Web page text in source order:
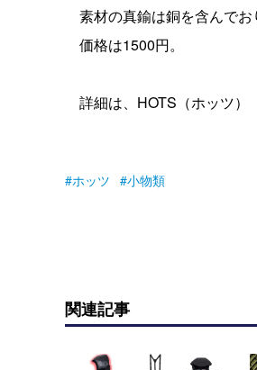
素材の真鍮は銅を含んでお
価格は1500円。
詳細は、HOTS（ホッツ）
ホッツ 小物類
関連記事